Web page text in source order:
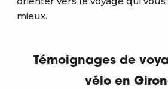
mieux.
Témoignages de
vélo en